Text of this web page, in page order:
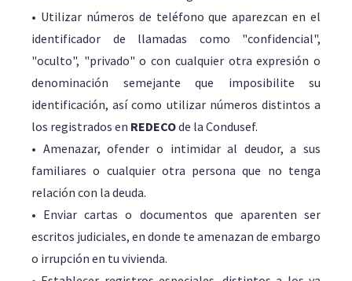
• Utilizar números de teléfono que aparezcan en el
identificador de llamadas como "confidencial",
"oculto", "privado" o con cualquier otra expresión o
denominación semejante que imposibilite su
identificación, así como utilizar números distintos a
los registrados en REDECOde la Condusef.
• Amenazar, ofender o intimidar al deudor, a sus
familiares o cualquier otra persona que no tenga
relación con la deuda.
• Enviar cartas o documentos que aparenten ser
escritos judiciales, en donde te amenazan de embargo
o irrupción en tu vivienda.